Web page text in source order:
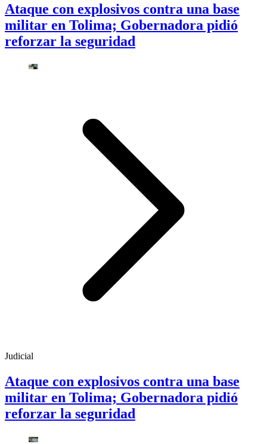
Ataque con explosivos contra una base
militar en Tolima; Gobernadora pidió
reforzar la seguridad
Judicial
Ataque con explosivos contra una base
militar en Tolima; Gobernadora pidió
reforzar la seguridad